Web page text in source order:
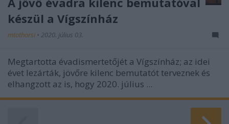
készül a Vígszínház
mtothorsi • 2020. július 03.
Megtartotta évadismertetőjét a Vígszínház; az idei
évet lezárták, jövőre kilenc bemutatót terveznek és
elhangzott az is, hogy 2020. július ...